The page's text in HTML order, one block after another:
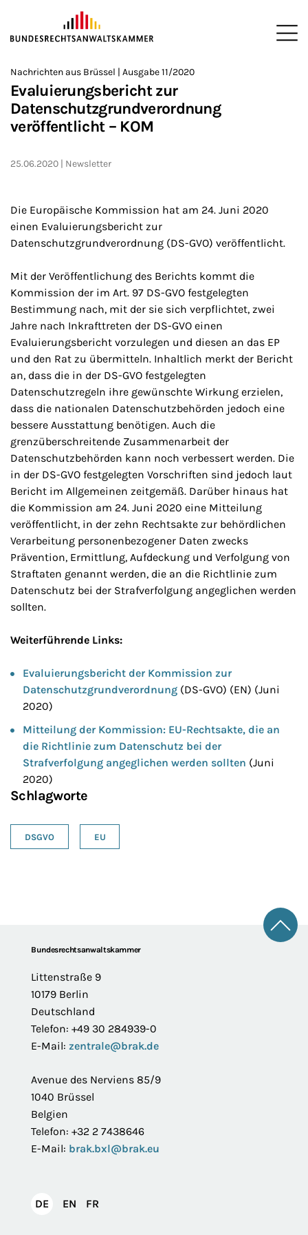
ZUM HAUPTINHALT SPRINGEN
Sie befinden sich hier:
>
Startseite
>
Newsroom
>
Newsletter
>
Nachrichten aus Brüssel
Nachrichten aus Brüssel | Ausgabe 11/2020
Evaluierungsbericht zur
Datenschutzgrundverordnung
veröffentlicht – KOM
25.06.2020 Newsletter
Die Europäische Kommission hat am 24. Juni 2020
einen Evaluierungsbericht zur
Datenschutzgrundverordnung (DS-GVO) veröffentlicht.
Mit der Veröffentlichung des Berichts kommt die
Kommission der im Art. 97 DS-GVO festgelegten
Bestimmung nach, mit der sie sich verpflichtet, zwei
Jahre nach Inkrafttreten der DS-GVO einen
Evaluierungsbericht vorzulegen und diesen an das EP
und den Rat zu übermitteln. Inhaltlich merkt der Bericht
an, dass die in der DS-GVO festgelegten
Datenschutzregeln ihre gewünschte Wirkung erzielen,
dass die nationalen Datenschutzbehörden jedoch eine
bessere Ausstattung benötigen. Auch die
grenzüberschreitende Zusammenarbeit der
Datenschutzbehörden kann noch verbessert werden. Die
in der DS-GVO festgelegten Vorschriften sind jedoch laut
Bericht im Allgemeinen zeitgemäß. Darüber hinaus hat
die Kommission am 24. Juni 2020 eine Mitteilung
veröffentlicht, in der zehn Rechtsakte zur behördlichen
Verarbeitung personenbezogener Daten zwecks
Prävention, Ermittlung, Aufdeckung und Verfolgung von
Straftaten genannt werden, die an die Richtlinie zum
Datenschutz bei der Strafverfolgung angeglichen werden
sollten.
Weiterführende Links:
Evaluierungsbericht der Kommission zur
Datenschutzgrundverordnung (DS-GVO) (EN) (Juni
2020)
Mitteilung der Kommission: EU-Rechtsakte, die an
die Richtlinie zum Datenschutz bei der
Strafverfolgung angeglichen werden sollten (Juni
2020)
Schlagworte
DSGVO EU
FooterBundesrechtsanwaltskammer
Littenstraße 9
10179 Berlin
Deutschland
Telefon: +49 30 284939-0
E-Mail: zentrale@brak.de
Avenue des Nerviens 85/9
1040 Brüssel
Belgien
Telefon: +32 2 7438646
E-Mail: brak.bxl@brak.eu
DEDeutsch
EN English
FR